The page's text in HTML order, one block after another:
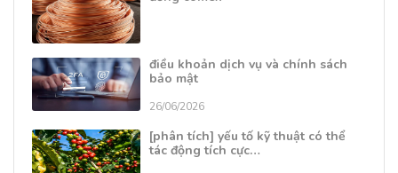
điều khoản dịch vụ và chính sách
bảo mật
26/06/2026
[phân tích] yếu tố kỹ thuật có thể
tác động tích cực…